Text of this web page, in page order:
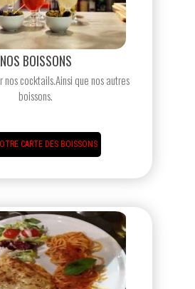
NOS BOISSONS
nos cocktails.Ainsi que nos autres
boissons.
CARTE DES BOISSONS